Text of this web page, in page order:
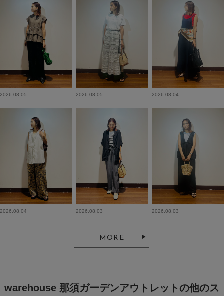
2026.08.05 2026.08.05 2026.08.04
2026.08.04 2026.08.03 2026.08.03
MORE
warehouse 那須ガーデンアウトレットの他のス